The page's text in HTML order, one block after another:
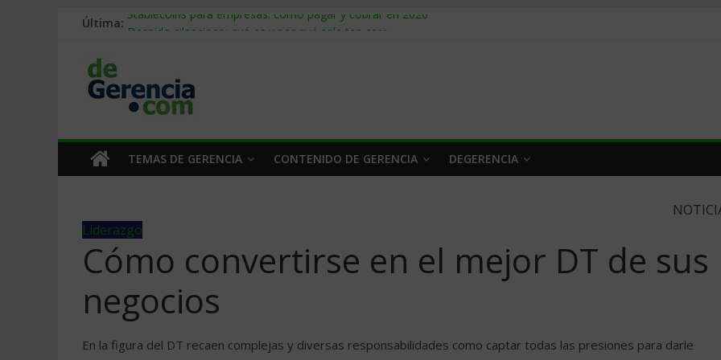
Última: Stablecoins para empresas: cómo pagar y cobrar en 2026
Trabajo forzoso en la cadena de suministro: qué hacer
Mercado hispano de EE. UU.: cómo segmentarlo y venderle
TEMAS DE GERENCIA CONTENIDO DE GERENCIA DEGERENCIA
Liderazgo
Cómo convertirse en el mejor DT de sus
negocios
En la figura del DT recaen complejas y diversas responsabilidades como captar todas las presiones para darle